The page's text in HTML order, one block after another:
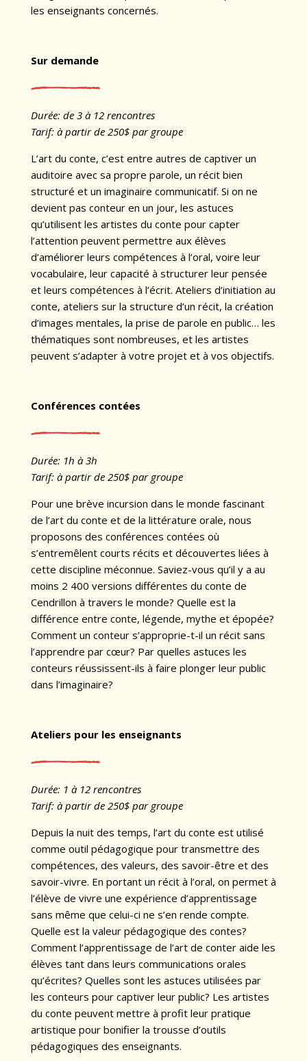
les enseignants concernés.
Sur demande
Durée: de 3 à 12 rencontres
Tarif: à partir de 250$ par groupe
L’art du conte, c’est entre autres de captiver un
auditoire avec sa propre parole, un récit bien
structuré et un imaginaire communicatif. Si on ne
devient pas conteur en un jour, les astuces
qu’utilisent les artistes du conte pour capter
l’attention peuvent permettre aux élèves
d’améliorer leurs compétences à l’oral, voire leur
vocabulaire, leur capacité à structurer leur pensée
et leurs compétences à l’écrit. Ateliers d’initiation au
conte, ateliers sur la structure d’un récit, la création
d’images mentales, la prise de parole en public… les
thématiques sont nombreuses, et les artistes
peuvent s’adapter à votre projet et à vos objectifs.
Conférences contées
Durée: 1h à 3h
Tarif: à partir de 250$ par groupe
Pour une brève incursion dans le monde fascinant
de l’art du conte et de la littérature orale, nous
proposons des conférences contées où
s’entremêlent courts récits et découvertes liées à
cette discipline méconnue. Saviez-vous qu’il y a au
moins 2 400 versions différentes du conte de
Cendrillon à travers le monde? Quelle est la
différence entre conte, légende, mythe et épopée?
Comment un conteur s’approprie-t-il un récit sans
l’apprendre par cœur? Par quelles astuces les
conteurs réussissent-ils à faire plonger leur public
dans l’imaginaire?
Ateliers pour les enseignants
Durée: 1 à 12 rencontres
Tarif: à partir de 250$ par groupe
Depuis la nuit des temps, l’art du conte est utilisé
comme outil pédagogique pour transmettre des
compétences, des valeurs, des savoir-être et des
savoir-vivre. En portant un récit à l’oral, on permet à
l’élève de vivre une expérience d’apprentissage
sans même que celui-ci ne s’en rende compte.
Quelle est la valeur pédagogique des contes?
Comment l’apprentissage de l’art de conter aide les
élèves tant dans leurs communications orales
qu’écrites? Quelles sont les astuces utilisées par
les conteurs pour captiver leur public? Les artistes
du conte peuvent mettre à profit leur pratique
artistique pour bonifier la trousse d’outils
pédagogiques des enseignants.